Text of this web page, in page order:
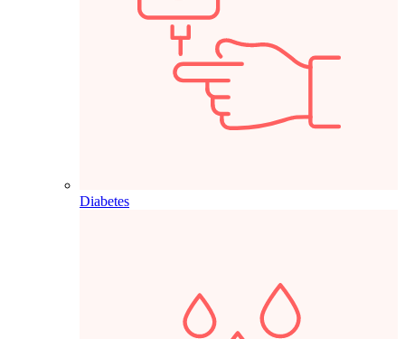
Diabetes